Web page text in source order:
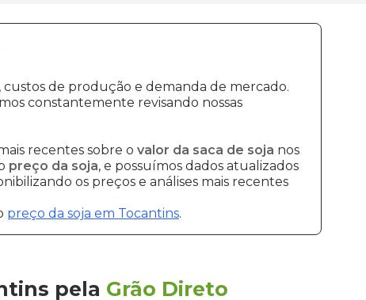
de produção e demanda de mercado.
constantemente revisando nossas
recentes sobre o valor da saca de soja nos
preço da soja, e possuímos dados atualizados
os preços e análises mais recentes
preço da soja em Tocantins.
pela Grão Direto